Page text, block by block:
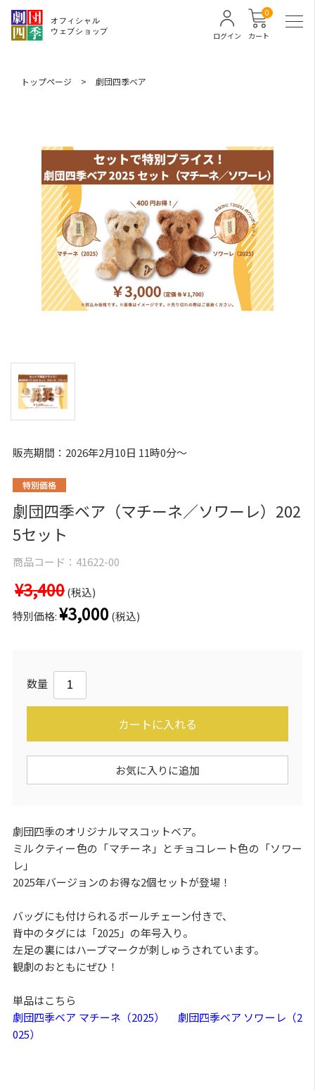
カート
0
ログイン
トップページ > 劇団四季ベア
販売期間：2026年2月10日 11時0分～
劇団四季ベア（マチーネ／ソワーレ）202
5セット
商品コード： 41622-00
¥3,400(税込)
特別価格:¥3,000 (税込)
数量
カートに入れる
お気に入りに追加
劇団四季のオリジナルマスコットベア。
ミルクティー色の「マチーネ」とチョコレート色の「ソワー
レ」
2025年バージョンのお得な2個セットが登場！
バッグにも付けられるボールチェーン付きで、
背中のタグには「2025」の年号入り。
左足の裏にはハープマークが刺しゅうされています。
観劇のおともにぜひ！
単品はこちら
劇団四季ベア マチーネ（2025）
劇団四季ベア ソワーレ（2
025）